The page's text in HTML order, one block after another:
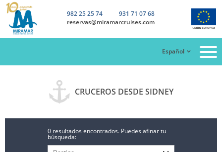
982 25 25 74
931 71 07 68
reservas@miramarcruises.com
Español
CRUCEROS DESDE SIDNEY
0 resultados encontrados. Puedes afinar tu
búsqueda: